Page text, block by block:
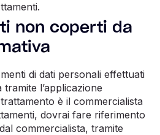
non coperti da
di dati personali effettuati
l’applicazione
è il commercialista
dovrai fare riferimento
commercialista, tramite